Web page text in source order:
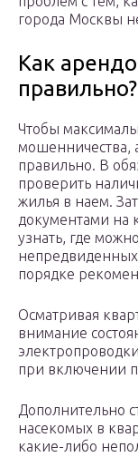
города Москвы
Как
правильно?
Чтобы
мошенничества,
правильно. В
проверить
жилья в наем.
документами на
узнать, где
непредвиденных
порядке
Осматривая
внимание
при включении
Дополнительно
насекомых в
какие-либо